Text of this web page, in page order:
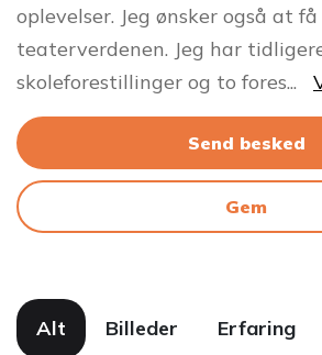
oplevelser. Jeg ønsker også at
teaterverdenen. Jeg har
skoleforestillinger og to fores...
Send besked
Gem
Alt Billeder Erfaring